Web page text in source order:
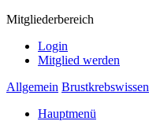
Mitgliederbereich
Login
Mitglied werden
Allgemein Brustkrebswissen
Hauptmenü